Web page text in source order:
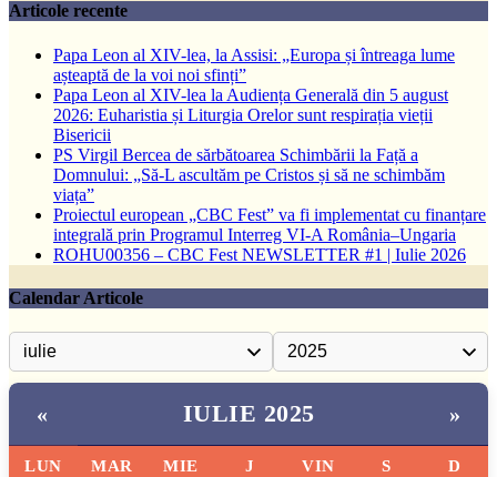
Articole recente
Papa Leon al XIV-lea, la Assisi: „Europa și întreaga lume
așteaptă de la voi noi sfinți”
Papa Leon al XIV-lea la Audiența Generală din 5 august
2026: Euharistia și Liturgia Orelor sunt respirația vieții
Bisericii
PS Virgil Bercea de sărbătoarea Schimbării la Față a
Domnului: „Să-L ascultăm pe Cristos și să ne schimbăm
viața”
Proiectul european „CBC Fest” va fi implementat cu finanțare
integrală prin Programul Interreg VI-A România–Ungaria
ROHU00356 – CBC Fest NEWSLETTER #1 | Iulie 2026
Calendar Articole
« IULIE 2025 »
LUN MAR MIE J VIN S D